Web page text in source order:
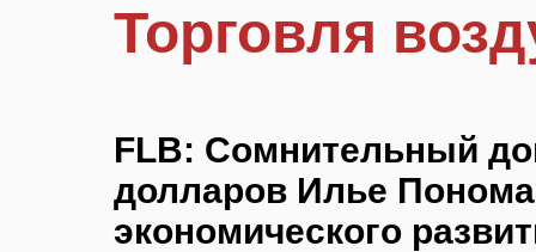
Торговля
FLB: Сомнительный
долларов Илье
экономического